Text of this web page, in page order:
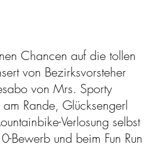
Chancen auf die tollen
von Bezirksvorsteher
von Mrs. Sporty
Rande, Glücksengerl
Verlosung selbst
Bewerb und beim Fun Run